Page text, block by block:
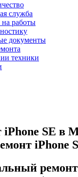
служба
на работы
документы
техники
iPhone SE в
ремонт